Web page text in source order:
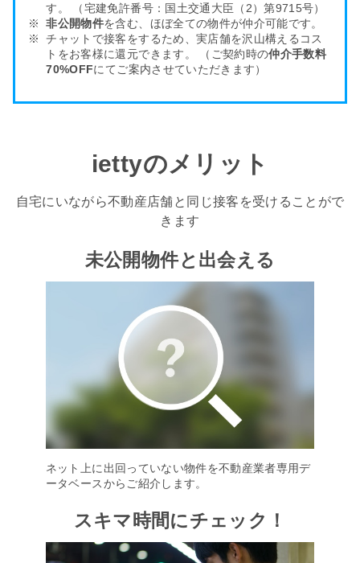
す。
（宅建免許番号：国土交通大臣（2）第9715号）
非公開物件を含む、ほぼ全ての物件が仲介可能です。
チャットで接客をするため、実店舗を沢山構える コス
トをお客様に還元できます。 （ご契約時の仲介手数料
70%OFFにてご案内させていただきます）
iettyのメリット
自宅にいながら不動産店舗と同じ接客を受けることがで
きます
未公開物件と出会える
ネット上に出回っていない物件を不動産業者専用デ
ータベースからご紹介します。
スキマ時間にチェック！